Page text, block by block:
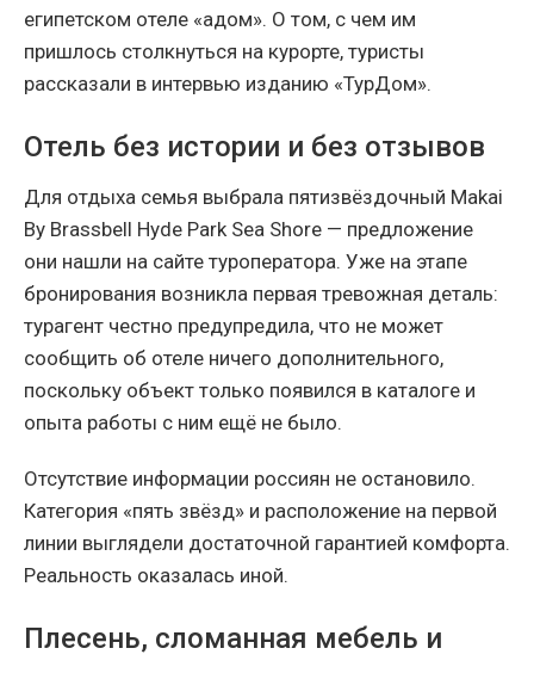
египетском отеле «адом». О том, с чем им
пришлось столкнуться на курорте, туристы
рассказали в интервью изданию «ТурДом».
Отель без истории и без отзывов
Для отдыха семья выбрала пятизвёздочный Makai
By Brassbell Hyde Park Sea Shore — предложение
они нашли на сайте туроператора. Уже на этапе
бронирования возникла первая тревожная деталь:
турагент честно предупредила, что не может
сообщить об отеле ничего дополнительного,
поскольку объект только появился в каталоге и
опыта работы с ним ещё не было.
Отсутствие информации россиян не остановило.
Категория «пять звёзд» и расположение на первой
линии выглядели достаточной гарантией комфорта.
Реальность оказалась иной.
Плесень, сломанная мебель и